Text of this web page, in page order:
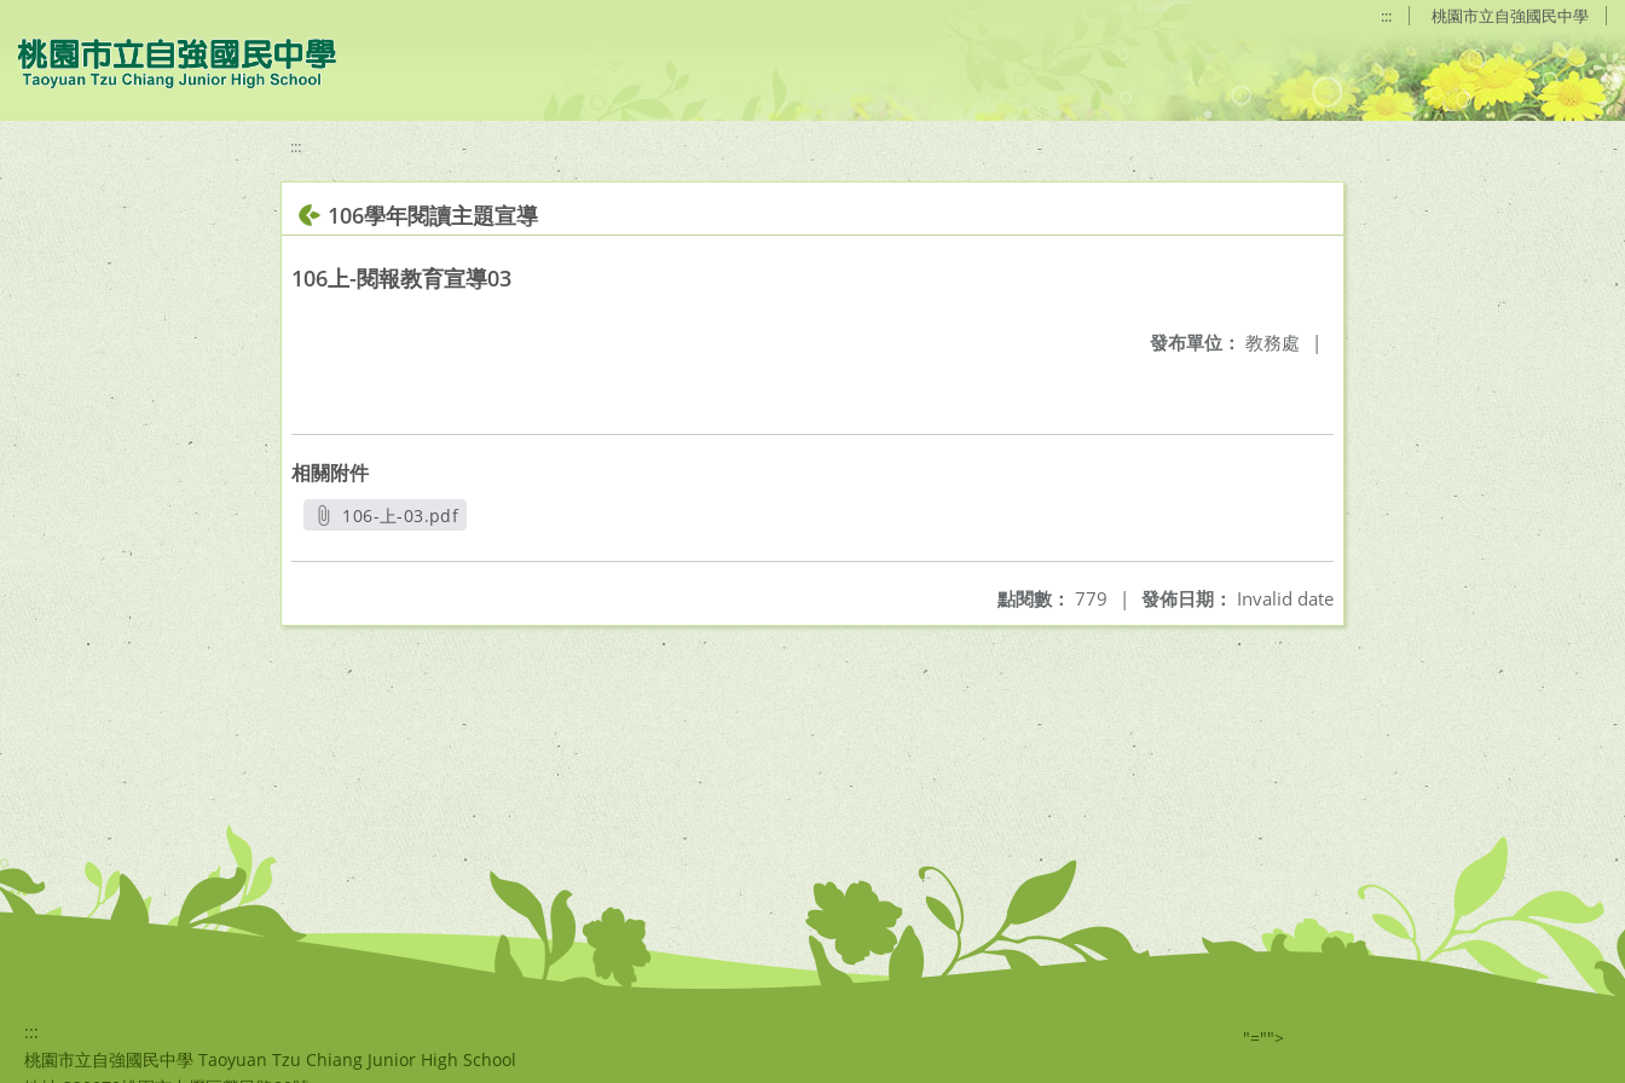
::: 桃園市立自強國民中學
:::
106學年閱讀主題宣導
106上-閱報教育宣導03
發布單位： 教務處 |
相關附件
106-上-03.pdf
發佈日期： Invalid date
點閱數： 779 |
:::
桃園市立自強國民中學 Taoyuan Tzu Chiang Junior High School
"="">